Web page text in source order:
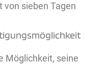
von sieben Tagen
Möglichkeit, seine